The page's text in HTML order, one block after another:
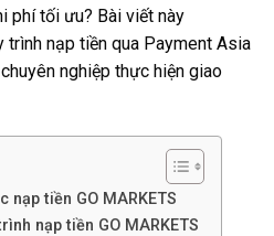
phí tối ưu? Bài viết này
trình nạp tiền qua Payment Asia
nghiệp thực hiện giao
tiền GO MARKETS
nạp tiền GO MARKETS